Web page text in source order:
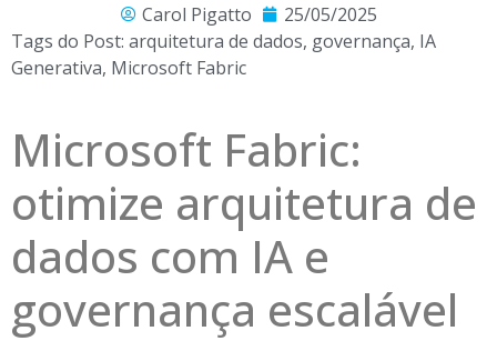
Carol Pigatto
25/05/2025
Tags do Post: arquitetura de dados, governança, IA
Generativa, Microsoft Fabric
Microsoft Fabric:
otimize arquitetura de
dados com IA e
governança escalável